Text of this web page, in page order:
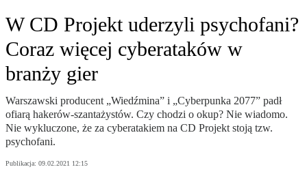
W CD Projekt uderzyli psychofani?
Coraz więcej cyberataków w
branży gier
Warszawski producent „Wiedźmina” i „Cyberpunka 2077” padł
ofiarą hakerów-szantażystów. Czy chodzi o okup? Nie wiadomo.
Nie wykluczone, że za cyberatakiem na CD Projekt stoją tzw.
psychofani.
Publikacja: 09.02.2021 12:15